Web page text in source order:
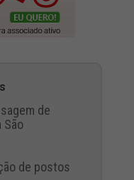
de
São
de postos